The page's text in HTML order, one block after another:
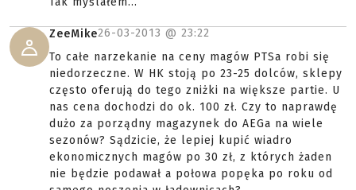
ZeeMike26-03-2013 @ 23:22
To całe narzekanie na ceny magów PTSa robi się
niedorzeczne. W HK stoją po 23-25 dolców, sklepy
często oferują do tego zniżki na większe partie. U
nas cena dochodzi do ok. 100 zł. Czy to naprawdę
dużo za porządny magazynek do AEGa na wiele
sezonów? Sądzicie, że lepiej kupić wiadro
ekonomicznych magów po 30 zł, z których żaden
nie będzie podawał a połowa popęka po roku od